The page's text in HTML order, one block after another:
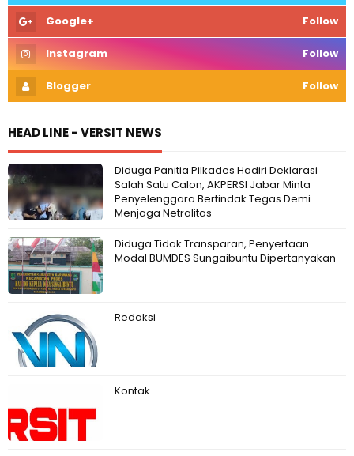
Google+ Follow
Instagram Follow
Blogger Follow
HEAD LINE - VERSIT NEWS
Diduga Panitia Pilkades Hadiri Deklarasi
Salah Satu Calon, AKPERSI Jabar Minta
Penyelenggara Bertindak Tegas Demi
Menjaga Netralitas
Diduga Tidak Transparan, Penyertaan
Modal BUMDES Sungaibuntu Dipertanyakan
Redaksi
Kontak